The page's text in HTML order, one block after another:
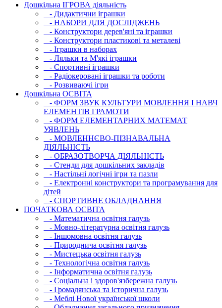
Дошкільна ІГРОВА діяльність
- Дидактични іграшки
- НАБОРИ ДЛЯ ДОСЛІДЖЕНЬ
- Конструктори дерев'яні та іграшки
- Конструктори пластикові та металеві
- Іграшки в наборах
- Ляльки та М'які іграшки
- Спортивні іграшки
- Радіокеровані іграшки та роботи
- Розвиваючі ігри
Дошкільна ОСВIТА
- ФОРМ ЗВУК КУЛЬТУРИ МОВЛЕННЯ І НАВЧ
ЕЛЕМЕНТІВ ГРАМОТИ
- ФОРМ ЕЛЕМЕНТАРНИХ МАТЕМАТ
УЯВЛЕНЬ
- МОВЛЕННЄВО-ПІЗНАВАЛЬНА
ДІЯЛЬНІСТЬ
- ОБРАЗОТВОРЧА ДІЯЛЬНІСТЬ
- Стенди для дошкільних закладів
- Настільні логічні ігри та пазли
- Електронні конструктори та програмування для
дітей
- СПОРТИВНЕ ОБЛАДНАННЯ
ПОЧАТКОВА ОСВIТА
- Математична освітня галузь
- Мовно-літературна освітня галузь
- Iншомовна освітня галузь
- Природнича освітня галузь
- Мистецька освітня галузь
- Технологічна освітня галузь
- Інфopматична освітня галузь
- Соціальна і здоров'язбережна галузь
- Громадянська та історична галузь
- Меблі Нової української школи